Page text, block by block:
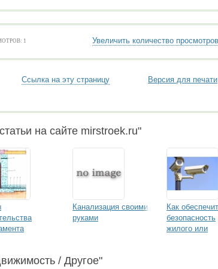
1 Увеличить количество просмотров
Ссылка на эту страницу Версия для печати
на сайте mirstroek.ru"
Канализация своими
руками
Как
безопасность
жилого или
/ Другое"